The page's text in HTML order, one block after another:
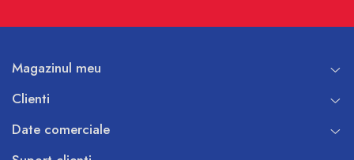
Magazinul meu
Clienti
Date comerciale